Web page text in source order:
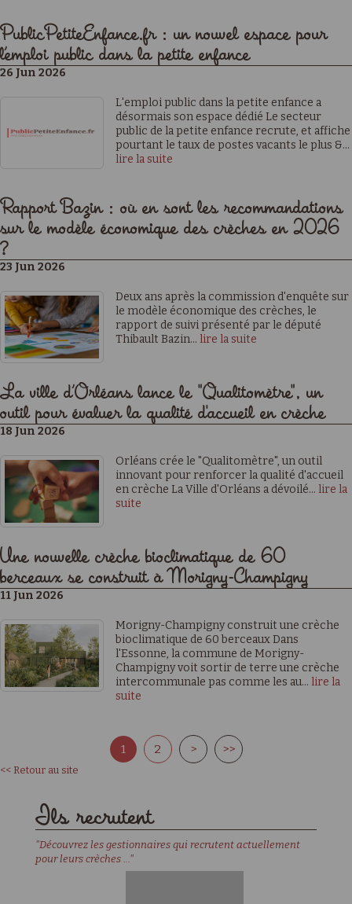
PublicPetiteEnfance.fr : un nouvel espace pour
l’emploi public dans la petite enfance
26 Jun 2026
L'emploi public dans la petite enfance a
désormais son espace dédié Le secteur
public de la petite enfance recrute, et affiche
pourtant le taux de postes vacants le plus &...
lire la suite
Rapport Bazin : où en sont les recommandations
sur le modèle économique des crèches en 2026
?
23 Jun 2026
Deux ans après la commission d'enquête sur
le modèle économique des crèches, le
rapport de suivi présenté par le député
Thibault Bazin... lire la suite
La ville d’Orléans lance le "Qualitomètre", un
outil pour évaluer la qualité d'accueil en crèche
18 Jun 2026
Orléans crée le "Qualitomètre", un outil
innovant pour renforcer la qualité d'accueil
en crèche La Ville d'Orléans a dévoilé... lire la
suite
Une nouvelle crèche bioclimatique de 60
berceaux se construit à Morigny-Champigny
11 Jun 2026
Morigny-Champigny construit une crèche
bioclimatique de 60 berceaux Dans
l'Essonne, la commune de Morigny-
Champigny voit sortir de terre une crèche
intercommunale pas comme les au... lire la
suite
1 2 > >>
<< Retour au site
Ils recrutent
"Découvrez les gestionnaires qui recrutent actuellement
pour leurs crèches ..."